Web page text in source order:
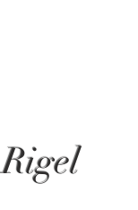
Rigel